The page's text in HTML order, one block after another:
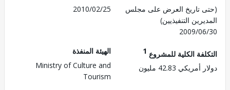
تاريخ العرض على مجلس
التنفيذيين)
2009/
2010/02/25
الكلية للمشروع1
42.83 مليون
الهيئة المنفذة
Ministry of Culture and
Tourism